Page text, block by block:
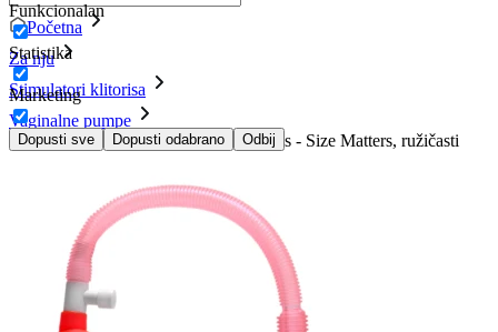
Funkcionalan
Statistika
Marketing
Dopusti sve Dopusti odabrano Odbij
Početna
Za nju
Stimulatori klitorisa
Vaginalne pumpe
Komplet vaginalne pumpice XR Brands - Size Matters, ružičasti